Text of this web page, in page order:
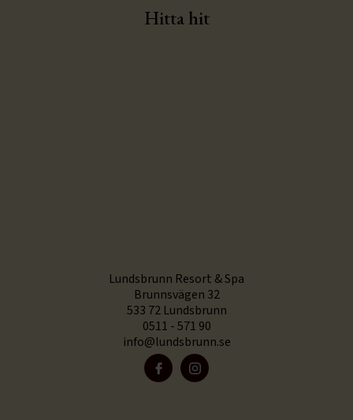
Hitta hit
Lundsbrunn Resort & Spa
Brunnsvägen 32
533 72 Lundsbrunn
0511 - 571 90
info@lundsbrunn.se